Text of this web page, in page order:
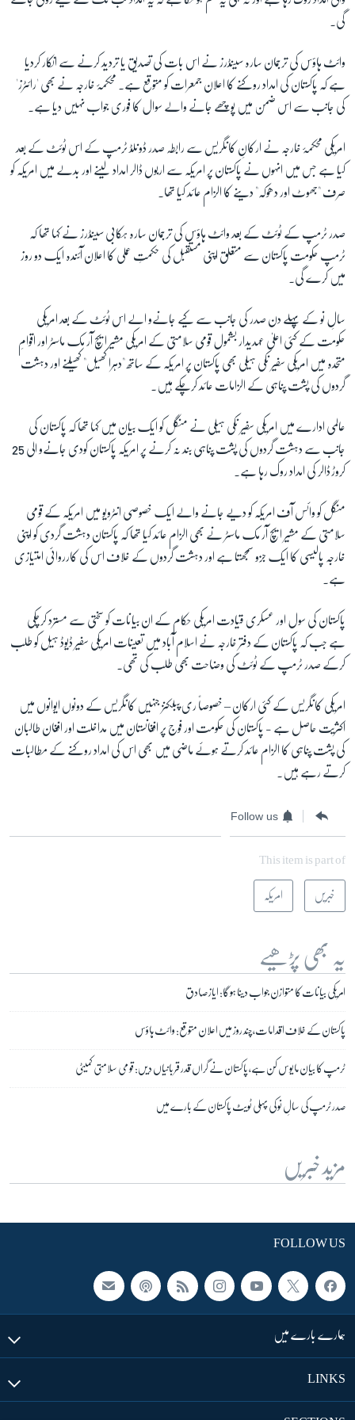
گی۔
وائٹ ہاؤس کی ترجمان سارہ سینڈرز نے اس بات کی تصدیق یا تردید کرنے سے انکار کردیا
ہے کہ پاکستان کی امداد روکنے کا اعلان جمعرات کو متوقع ہے۔ محکمۂ خارجہ نے بھی 'رائٹرز'
کی جانب سے اس ضمن میں پوچھے جانے والے سوال کا فوری جواب نہیں دیا ہے۔
امریکی محکمۂ خارجہ نے ارکانِ کانگریس سے رابطہ صدر ڈونلڈ ٹرمپ کے اس ٹوئٹ کے بعد
کیا ہے جس میں انہوں نے پاکستان پر امریکہ سے اربوں ڈالر امداد لینے اور بدلے میں امریکہ کو
صرف "جھوٹ اور دھوکہ" دینے کا الزام عائد کیا تھا۔
صدر ٹرمپ کے ٹوئٹ کے بعد وائٹ ہاؤس کی ترجمان سارہ ہکابی سینڈرز نے کہا تھا کہ
ٹرمپ حکومت پاکستان سے متعلق اپنی مستقبل کی حکمتِ عملی کا اعلان آئندہ ایک دو روز
میں کرے گی۔
سالِ نو کے پہلے دن صدر کی جانب سے کیے جانےو الے اس ٹوئٹ کے بعد امریکی
حکومت کے کئی اعلیٰ عہدیدار بشمول قومی سلامتی کے امریکی مشیر ایچ آر مک ماسٹر اور اقوامِ
متحدہ میں امریکی سفیر نکی ہیلی بھی پاکستان پر امریکہ کے ساتھ "دہرا کھیل" کھیلنے اور دہشت
گردوں کی پشت پناہی کے الزامات عائد کرچکے ہیں۔
عالمی ادارے میں امریکی سفیر نکی ہیلی نے منگل کو ایک بیان میں کہا تھا کہ پاکستان کی
جانب سے دہشت گردوں کی پشت پناہی بند نہ کرنے پر امریکہ پاکستان کودی جانےو الی 25
کروڑ ڈالر کی امداد روک رہا ہے۔
منگل کو وائس آف امریکہ کو دیے جانے والے ایک خصوصی انٹرویو میں امریکہ کے قومی
سلامتی کے مشیر ایچ آر مک ماسٹر نے بھی الزام عائد کیا تھا کہ پاکستان دہشت گردی کو اپنی
خارجہ پالیسی کا ایک جزو سمجھتا ہے اور دہشت گردوں کے خلاف اس کی کارروائی امتیازی
ہے۔
پاکستان کی سول اور عسکری قیادت امریکی حکام کے ان بیانات کو سختی سے مسترد کرچکی
ہے جب کہ پاکستان کے دفترِ خارجہ نے اسلام آباد میں تعینات امریکی سفیر ڈیوڈ ہیل کو طلب
کرکے صدر ٹرمپ کے ٹوئٹ کی وضاحت بھی طلب کی تھی۔
امریکی کانگریس کے کئی ارکان – خصوصاً ری پبلکنز جنہیں کانگریس کے دونوں ایوانوں میں
اکثریت حاصل ہے - پاکستان کی حکومت اور فوج پر افغانستان میں مداخلت اور افغان طالبان
کی پشت پناہی کا الزام عائد کرتے ہوئے ماضی میں بھی اس کی امداد روکنے کے مطالبات
کرتے رہے ہیں۔
Follow us
This item is part of
خبریں امریکہ
یہ بھی پڑھیے
امریکی بیانات کا متوازن جواب دینا ہو گا: ایاز صادق
پاکستان کے خلاف اقدامات، چند روز میں اعلان متوقع: وائٹ ہاؤس
ٹرمپ کا بیان مایوس کن ہے، پاکستان نے گراں قدر قربانیاں دیں: قومی سلامتی کمیٹی
صدر ٹرمپ کی سالِ نو کی پہلی ٹویٹ پاکستان کے بارے میں
مزید خبریں
FOLLOW US
ہمارے بارے میں
LINKS